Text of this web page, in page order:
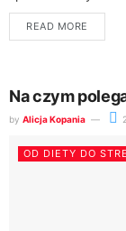
dobrze jest
READ MORE
Na czym
by Alicja Kopania
OD DIETY DO